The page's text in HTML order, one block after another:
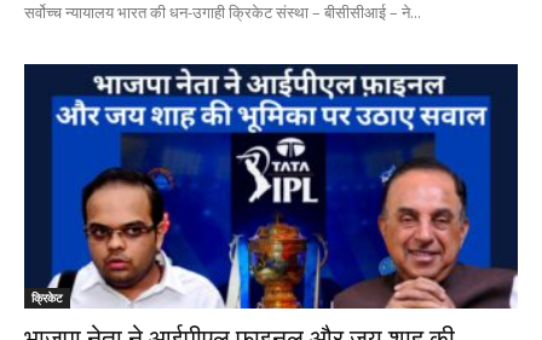
सर्वोच्च न्यायालय भारत की धन-उगाही क्रिकेट संस्था – बीसीसीआई – ने...
क्रिकेट